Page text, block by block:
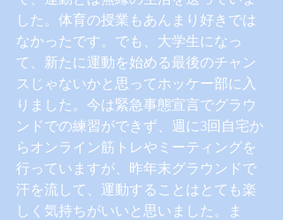
した。体育の授業もあんまり好きでは
なかったです。でも、大学生になっ
て、新たに運動を始める最後のチャン
スじゃないかと思ってホッケー部に入
りました。今は緊急事態宣言でグラウ
ンドでの練習ができず、週に3回自宅か
らオンライン筋トレやミーティングを
行っていますが、昨年末グラウンドで
汗を流して、運動することはとても楽
しく気持ちがいいと思いました。ま